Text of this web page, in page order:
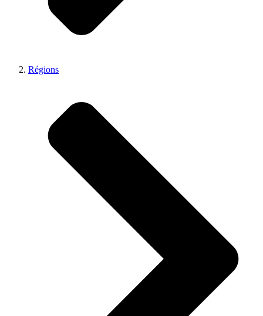
Régions